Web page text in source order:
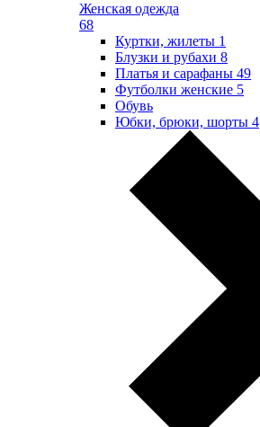
Женская одежда
68
Куртки, жилеты 1
Блузки и рубахи 8
Платья и сарафаны 49
Футболки женские 5
Обувь
Юбки, брюки, шорты 4